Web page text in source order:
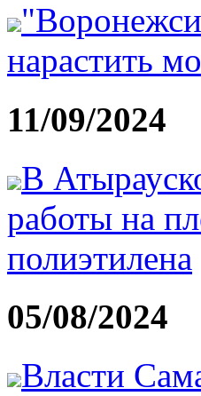
нарастить
11/09/2024
В
работы на
полиэтилена
05/08/2024
Власти